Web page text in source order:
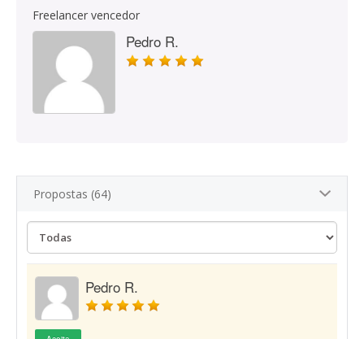
Freelancer vencedor
Pedro R.
Propostas (64)
Pedro R.